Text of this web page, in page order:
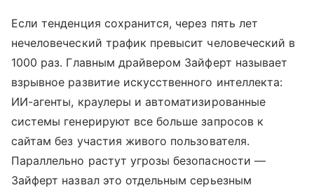
Если тенденция сохранится, через пять лет
нечеловеческий трафик превысит человеческий в
1000 раз. Главным драйвером Зайферт называет
взрывное развитие искусственного интеллекта:
ИИ-агенты, краулеры и автоматизированные
системы генерируют все больше запросов к
сайтам без участия живого пользователя.
Параллельно растут угрозы безопасности —
Зайферт назвал это отдельным серьезным